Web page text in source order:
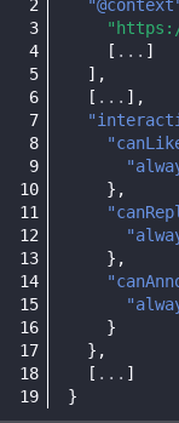
[ ... ]
],
[ ... ],
},
},
}
},
[ ... ]
}